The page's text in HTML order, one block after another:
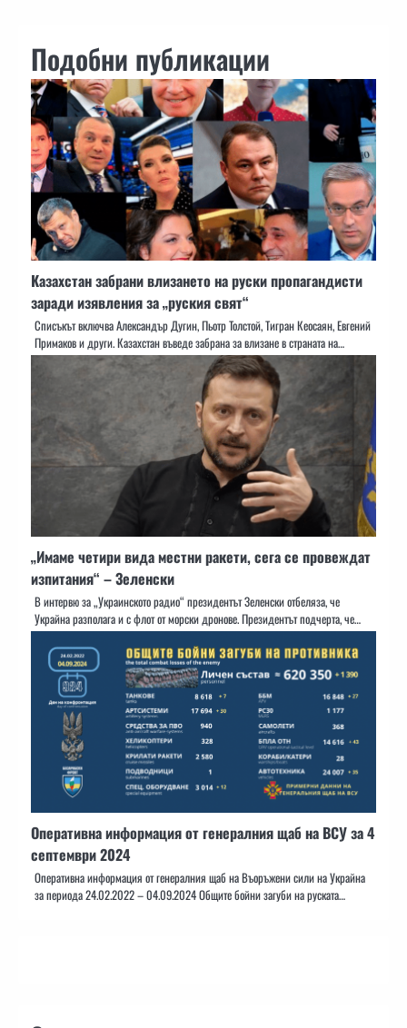
Подобни публикации
Казахстан забрани влизането на руски пропагандисти
заради изявления за „руския свят“
Списъкът включва Александър Дугин, Пьотр Толстой, Тигран Кеосаян, Евгений
Примаков и други. Казахстан въведе забрана за влизане в страната на…
„Имаме четири вида местни ракети, сега се провеждат
изпитания“ – Зеленски
В интервю за „Украинското радио“ президентът Зеленски отбеляза, че
Украйна разполага и с флот от морски дронове. Президентът подчерта, че…
Оперативна информация от генералния щаб на ВСУ за 4
септември 2024
Оперативна информация от генералния щаб на Въоръжени сили на Украйна
за периода 24.02.2022 – 04.09.2024 Общите бойни загуби на руската…